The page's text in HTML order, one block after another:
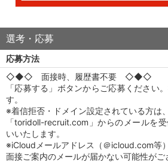
選考・応募
応募方法
◇◆◇ 面接時、履歴書不要 ◇◆◇
「応募する」ボタンからご応募ください
す。
※着信拒否・ドメイン設定されている方は、
「toridoll-recruit.com」からのメールを
いいたします。
※iCloudメールアドレス（＠icloud.com等
面接ご案内のメールが届かない可能性がご